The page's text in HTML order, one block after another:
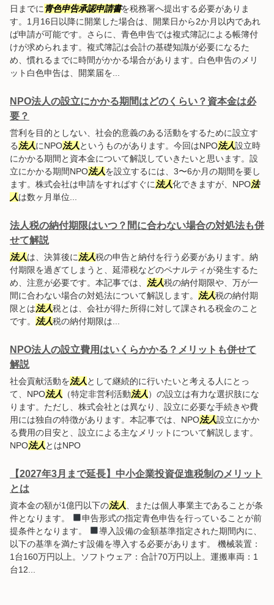
日までに青色申告承認申請書を税務署へ提出する必要がありま
す。1月16日以降に開業した場合は、開業日から2か月以内であれ
ば申請が可能です。さらに、青色申告では複式簿記による帳簿付
けが求められます。複式簿記は会計の基礎知識が必要になるた
め、慣れるまでに時間がかかる場合があります。白色申告のメリ
ット白色申告は、開業届を...
NPO法人の設立にかかる期間はどのくらい？資本金は必
要？
営利を目的としない、社会的意義のある活動をするために設立す
る 法人にNPO法人 というものがあります。今回はNPO法人設立時
にかかる期間と資本金について解説していきたいと思います。設
立にかかる期間NPO法人を設立するには、3〜6か月の期間を要し
ます。株式会社は申請をすればすぐに 法人化できますが、NPO法
人は数ヶ月単位...
法人税の納付期限はいつ？間に合わない場合の対処法も併
せて解説
法人は、決算後に 法人税の申告と納付を行う必要があります。納
付期限を過ぎてしまうと、延滞税などのペナルティが発生するた
め、注意が必要です。本記事では、
法人税の納付期限や、万が一
間に合わない場合の対処法について解説します。
法人税の納付期
限とは法人税とは、会社が得た所得に対して課される税金のこと
です。
法人税の納付期限は...
NPO法人の設立費用はいくらかかる？メリットも併せて
解説
社会貢献活動を法人 として継続的に行いたいと考える人にとっ
て、NPO法人 （特定非営利活動法人 ）の設立は有力な選択肢にな
ります。ただし、株式会社とは異なり、設立に必要な手続きや費
用には独自の特徴があります。本記事では、NPO法人設立にかか
る費用の目安と、設立による主なメリットについて解説します。
NPO法人 とはNPO
【2027年3月まで延長】中小企業投資促進税制のメリット
とは
資本金の額が1億円以下の法人
、または個人事業主であることが条
件となります。
申告形式の指定青色申告を行っていることが前
提条件となります。
導入設備の金額基準指定された期間内に、
以下の基準を満たす設備を導入する必要があります。 機械装置：
1台160万円以上。ソフトウェア：合計70万円以上。運搬車両：1
台12...